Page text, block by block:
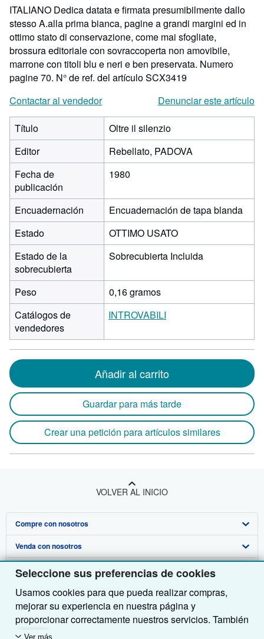
Seleccione sus preferencias de cookies
Usamos cookies para que pueda realizar compras,
mejorar su experiencia en nuestra página y
proporcionar correctamente nuestros servicios. También
utilizamos cookies para comprender el modo en que los
Ver más
estrellas
ITALIANO Dedica datata e firmata presumibilmente dallo
stesso A.alla prima bianca, pagine a grandi margini ed in
ottimo stato di conservazione, come mai sfogliate,
brossura editoriale con sovraccoperta non amovibile,
marrone con titoli blu e neri e ben preservata. Numero
pagine 70. N° de ref. del artículo SCX3419
Contactar al vendedor
Denunciar este artículo
Título
Oltre il silenzio
Editor
Rebellato, PADOVA
Fecha de
publicación
1980
Encuadernación
Encuadernación de tapa blanda
Estado
OTTIMO USATO
Estado de la
sobrecubierta
Sobrecubierta Incluida
Peso
0,16 gramos
Catálogos de
vendedores
INTROVABILI
Añadir al carrito
Guardar para más tarde
Crear una petición para artículos similares
VOLVER AL INICIO
Compre con nosotros
Búsqueda avanzada
Colecciones
Mi cuenta
Mis pedidos
Ver carrito
Venda con nosotros
Comenzar a vender
Únase a nuestro programa de afiliados
Recomiende un vendedor
Sobre nosotros
Sobre IberLibro
Medios
Empleo
Obtener Ayuda
Preguntas frecuentes y guías
Atención al Cliente
Otras compañías de AbeBooks
AbeBooks.com
Siga a IberLibro